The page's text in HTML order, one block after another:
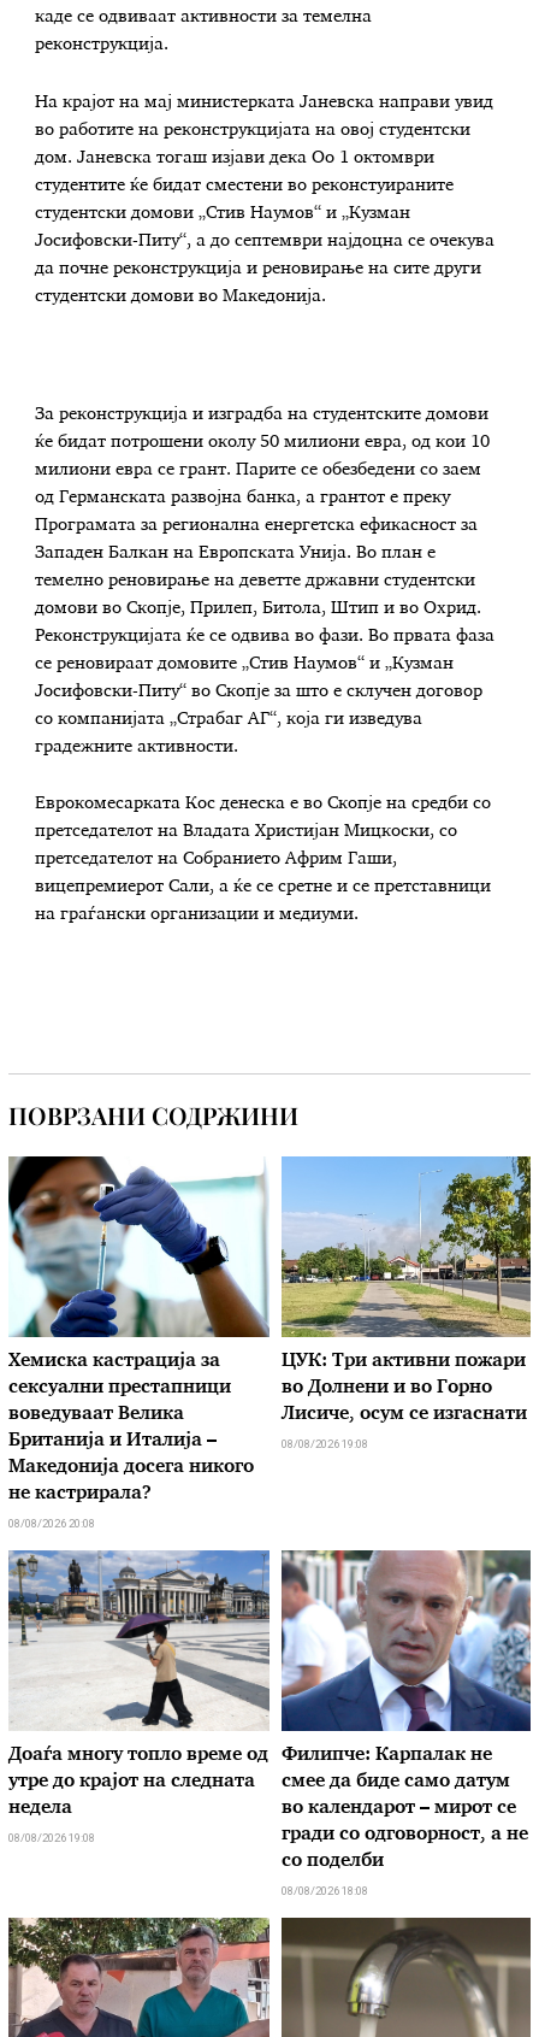
каде се одвиваат активности за темелна
реконструкција.
На крајот на мај министерката Јаневска направи увид
во работите на реконструкцијата на овој студентски
дом. Јаневска тогаш изјави дека Оо 1 октомври
студентите ќе бидат сместени во реконстуираните
студентски домови „Стив Наумов“ и „Кузман
Јосифовски-Питу“, а до септември најдоцна се очекува
да почне реконструкција и реновирање на сите други
студентски домови во Македонија.
За реконструкција и изградба на студентските домови
ќе бидат потрошени околу 50 милиони евра, од кои 10
милиони евра се грант. Парите се обезбедени со заем
од Германската развојна банка, а грантот е преку
Програмата за регионална енергетска ефикасност за
Западен Балкан на Европската Унија. Во план е
темелно реновирање на деветте државни студентски
домови во Скопје, Прилеп, Битола, Штип и во Охрид.
Реконструкцијата ќе се одвива во фази. Во првата фаза
се реновираат домовите „Стив Наумов“ и „Кузман
Јосифовски-Питу“ во Скопје за што е склучен договор
со компанијата „Страбаг АГ“, која ги изведува
градежните активности.
Еврокомесарката Кос денеска е во Скопје на средби со
претседателот на Владата Христијан Мицкоски, со
претседателот на Собранието Африм Гаши,
вицепремиерот Сали, а ќе се сретне и се претставници
на граѓански организации и медиуми.
ПОВРЗАНИ СОДРЖИНИ
Хемиска кастрација за
сексуални престапници
воведуваат Велика
Британија и Италија –
Македонија досега никого
не кастрирала?
08/08/2026 20:08
ЦУК: Три активни пожари
во Долнени и во Горно
Лисиче, осум се изгаснати
08/08/2026 19:08
Доаѓа многу топло време од
утре до крајот на следната
недела
08/08/2026 19:08
Филипче: Карпалак не
смее да биде само датум
во календарот – мирот се
гради со одговорност, а не
со поделби
08/08/2026 18:08